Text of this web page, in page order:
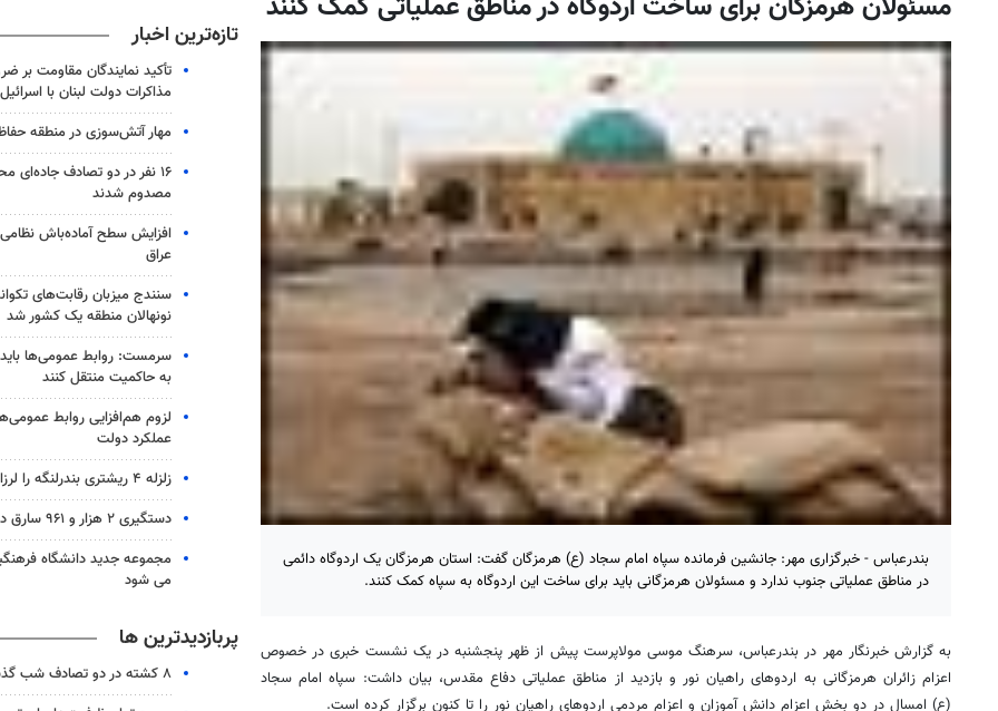
بندرعباس - خبرگزاری مهر: جانشین فرمانده سپاه امام سجاد (ع) هرمزگان گفت: استان هرمزگان یک اردوگاه دائمی
در مناطق عملیاتی جنوب ندارد و مسئولان هرمزگانی باید برای ساخت این اردوگاه به سپاه کمک کنند.
به گزارش خبرنگار مهر در بندرعباس، سرهنگ موسی مولاپرست پیش از ظهر پنجشنبه در یک نشست خبری در خصوص
اعزام زائران هرمزگانی به اردوهای راهیان نور و بازدید از مناطق عملیاتی دفاع مقدس، بیان داشت: سپاه امام سجاد
(ع) امسال در دو بخش اعزام دانش آموزان و اعزام مردمی اردوهای راهیان نور را تا کنون برگزار کرده است.
تازه‌ترین اخبار
تأکید نمایندگان مقاومت بر
مذاکرات دولت لبنان با اسرائیل
مهار آتش‌سوزی در منطقه
۱۶ نفر در دو تصادف جاده‌ای
مصدوم شدند
افزایش سطح آماده‌باش نظامی
عراق
سنندج میزبان رقابت‌های
نونهالان منطقه یک کشور شد
سرمست: روابط عمومی‌ها
به حاکمیت منتقل کنند
لزوم هم‌افزایی روابط‌
عملکرد دولت
زلزله ۴ ریشتری بندرلنگه را لرزاند
دستگیری ۲ هزار و ۹۶۱ سارق در آذربایجان‌شرقی
مجموعه جدید دانشگاه
می شود
پربازدیدترین ها
۸ کشته در دو تصادف شب گذشته